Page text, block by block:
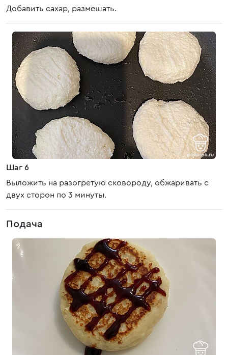
Добавить сахар, размешать.
Шаг 6
Выложить на разогретую сковороду, обжаривать с
двух сторон по 3 минуты.
Подача